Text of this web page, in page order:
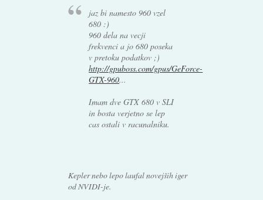
jaz bi namesto 960 vzel
680 :)
960 dela na vecji
frekvenci a jo 680 poseka
v pretoku podatkov ;)
http://gpuboss.com/gpus/GeForce-
GTX-960...
Imam dve GTX 680 v SLI
in bosta verjetno se lep
cas ostali v racunalniku.
Kepler nebo lepo laufal novejših iger
od NVIDI-je.